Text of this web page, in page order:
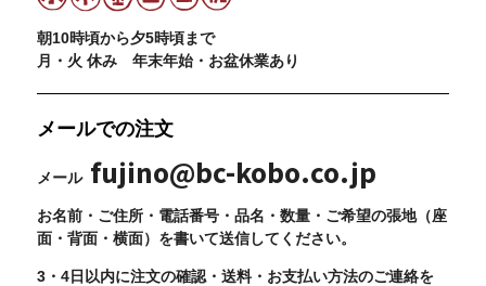
朝10時頃から夕5時頃まで
月・火 休み 年末年始・お盆休業あり
メールでの注文
メール fujino@bc-kobo.co.jp
お名前・ご住所・電話番号・品名・数量・ご希望の張地（座
面・背面・横面）を書いて送信してください。
3・4日以内に注文の確認・送料・お支払い方法のご連絡を